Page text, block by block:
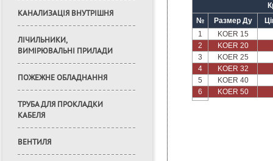
КАНАЛИЗАЦІЯ ВНУТРІШНЯ
ЛІЧИЛЬНИКИ,
ВИМІРЮВАЛЬНІ ПРИЛАДИ
ПОЖЕЖНЕ ОБЛАДНАННЯ
ТРУБА ДЛЯ ПРОКЛАДКИ
КАБЕЛЯ
ВЕНТИЛЯ
№
Размер Ду
1
KOER 15
2
KOER 20
3
KOER 25
4
KOER 32
5
KOER 40
6
KOER 50